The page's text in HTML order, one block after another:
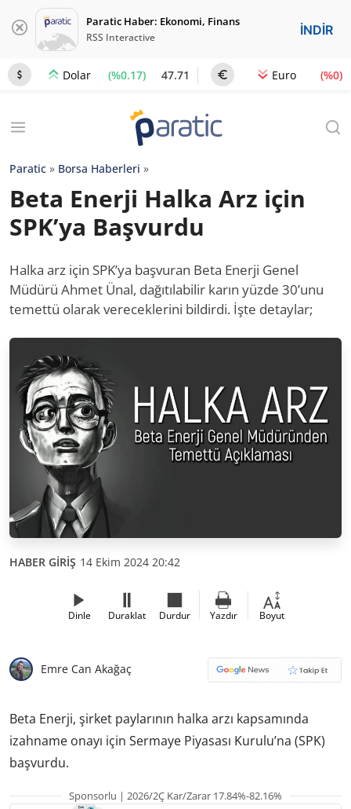
Paratic Haber: Ekonomi, Finans
RSS Interactive İNDİR
Dolar (%0.17) 47.71 Euro (%0)
Paratic » Borsa Haberleri »
Beta Enerji Halka Arz için
SPK’ya Başvurdu
Halka arz için SPK’ya başvuran Beta Enerji Genel
Müdürü Ahmet Ünal, dağıtılabilir karın yüzde 30’unu
temettü olarak vereceklerini bildirdi. İşte detaylar;
HABER GİRİŞ 14 Ekim 2024 20:42
Dinle Duraklat Durdur Yazdır Boyut
Emre Can Akağaç
Beta Enerji, şirket paylarının halka arzı kapsamında
izahname onayı için Sermaye Piyasası Kurulu’na (SPK)
başvurdu.
Sponsorlu | 2026/2Ç Kar/Zarar 17.84%-82.16%